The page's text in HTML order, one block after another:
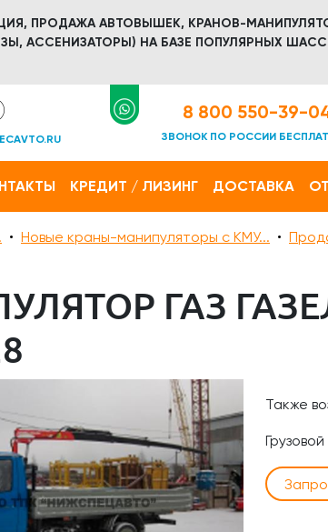
ПРОДАЖА АВТОВЫШЕК, КРАНОВ-
АССЕНИЗАТОРЫ) НА БАЗЕ ПОПУЛЯРНЫХ
8 800 550-39-
ЗВОНОК ПО РОССИИ
КРЕДИТ / ЛИЗИНГ ДОСТАВКА
Новые краны-манипуляторы с КМУ...
ГАЗ
Также